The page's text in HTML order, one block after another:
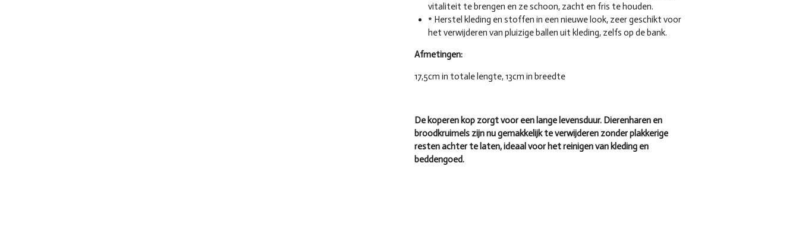
vitaliteit te brengen en ze schoon, zacht en fris te houden.
* Herstel kleding en stoffen in een nieuwe look, zeer geschikt voor
het verwijderen van pluizige ballen uit kleding, zelfs op de bank.
Afmetingen:
17,5cm in totale lengte, 13cm in breedte
De koperen kop zorgt voor een lange levensduur. Dierenharen en
broodkruimels zijn nu gemakkelijk te verwijderen zonder plakkerige
resten achter te laten, ideaal voor het reinigen van kleding en
beddengoed.